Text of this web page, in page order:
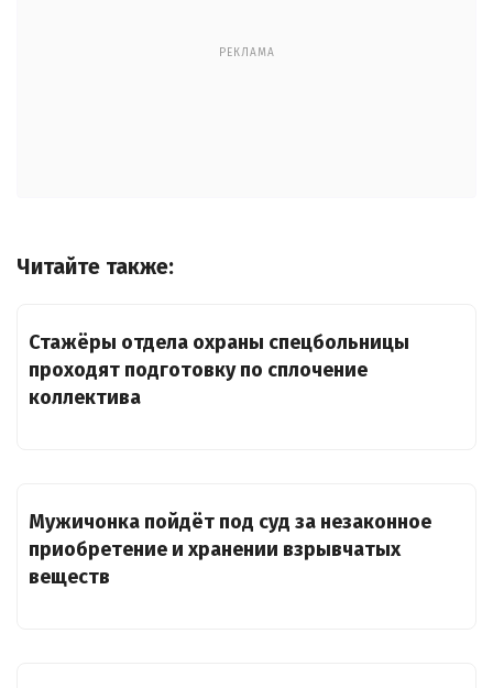
РЕКЛАМА
Читайте также:
Стажёры отдела охраны спецбольницы
проходят подготовку по сплочение
коллектива
Мужичонка пойдёт под суд за незаконное
приобретение и хранении взрывчатых
веществ